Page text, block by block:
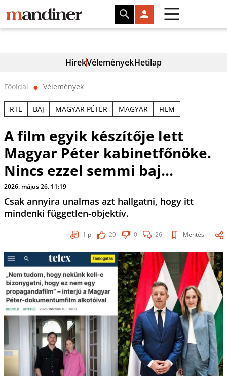
HírekVéleményekHetilap
Főoldal ⬤ Vélemények
RTL BAJ MAGYAR PÉTER MAGYAR FILM
A film egyik készítője lett
Magyar Péter kabinetfőnöke.
Nincs ezzel semmi baj...
2026. május 26. 11:19
Csak annyira unalmas azt hallgatni, hogy itt
mindenki független-objektív.
1 p 29 0 26 Mentés